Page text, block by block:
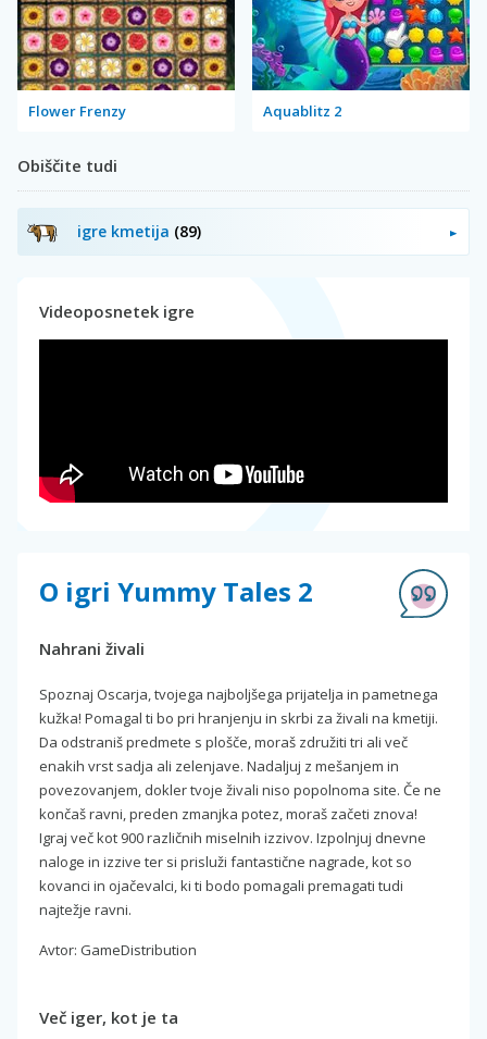
Flower Frenzy Aquablitz 2
Obiščite tudi
igre kmetija (89)
Videoposnetek igre
O igri Yummy Tales 2
Nahrani živali
Spoznaj Oscarja, tvojega najboljšega prijatelja in pametnega
kužka! Pomagal ti bo pri hranjenju in skrbi za živali na kmetiji.
Da odstraniš predmete s plošče, moraš združiti tri ali več
enakih vrst sadja ali zelenjave. Nadaljuj z mešanjem in
povezovanjem, dokler tvoje živali niso popolnoma site. Če ne
končaš ravni, preden zmanjka potez, moraš začeti znova!
Igraj več kot 900 različnih miselnih izzivov. Izpolnjuj dnevne
naloge in izzive ter si prisluži fantastične nagrade, kot so
kovanci in ojačevalci, ki ti bodo pomagali premagati tudi
najtežje ravni.
Avtor: GameDistribution
Več iger, kot je ta